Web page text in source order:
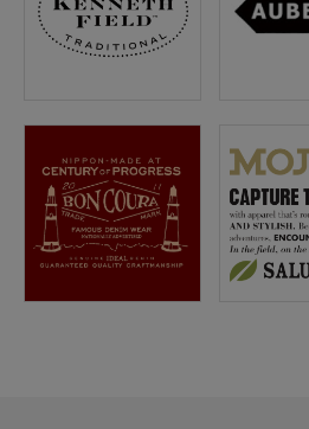
お問い合わせ
OFFICIAL WEB SITE
meeting_room ログイン 会員登録